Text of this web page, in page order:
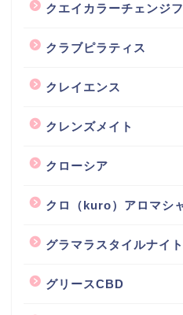
クエイカラーチェンジ
クラブピラティス
クレイエンス
クレンズメイト
クローシア
クロ（kuro）アロマシ
グラマラスタイルナイ
グリースCBD